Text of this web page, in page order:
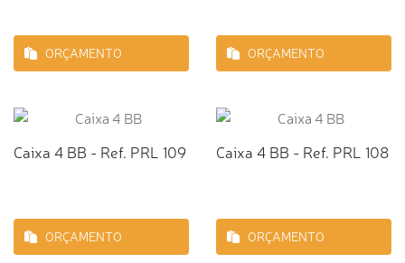
ORÇAMENTO ORÇAMENTO
Caixa 4 BB - Ref. PRL 109
ORÇAMENTO
Caixa 4 BB - Ref. PRL 108
ORÇAMENTO